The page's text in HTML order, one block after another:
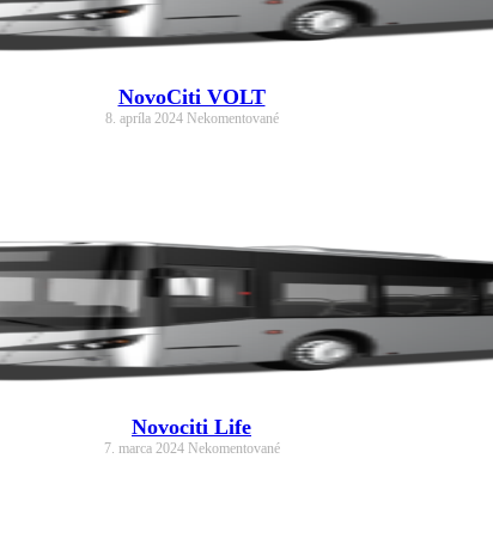
NovoCiti VOLT
8. apríla 2024 Nekomentované
Novociti Life
7. marca 2024 Nekomentované